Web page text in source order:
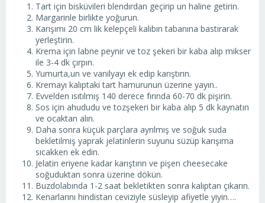
Tart için bisküvileri blendırdan geçirip un haline getirin.
Margarinle birlikte yoğurun.
Karışımı 20 cm lik kelepçeli kalıbın tabanına bastırarak
yerleştirin.
Krema için labne peynir ve toz şekeri bir kaba alıp mikser
ile 3-4 dk çırpın.
Yumurta,un ve vanilyayı ek edip karıştırın.
Kremayı kalıptaki tart hamurunun üzerine yayın..
Evvelden ısıtılmış 140 derece fırında 60-70 dk pişirin.
Sos için ahududu ve tozşekeri bir kaba alıp 5 dk kaynatın
ve ocaktan alın.
Daha sonra küçük parçlara ayrılmış ve soğuk suda
bekletilmiş yaprak jelatinlerin suyunu süzüp karışıma
sıcakken ek edin.
Jelatin eriyene kadar karıştırın ve pişen cheesecake
soğuduktan sonra üzerine dökün.
Buzdolabında 1-2 saat bekletikten sonra kalıptan çıkarın.
Kenarlarını hindistan ceviziyle süsleyip afiyetle yiyin….